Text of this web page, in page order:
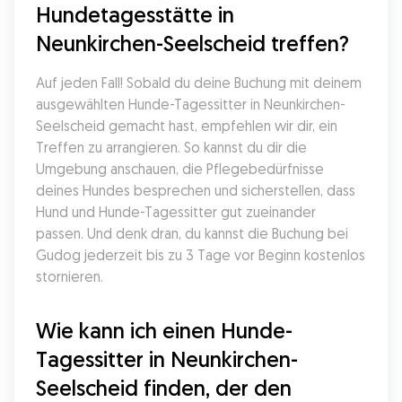
Hundetagesstätte in
Neunkirchen-Seelscheid treffen?
Auf jeden Fall! Sobald du deine Buchung mit deinem
ausgewählten Hunde-Tagessitter in Neunkirchen-
Seelscheid gemacht hast, empfehlen wir dir, ein
Treffen zu arrangieren. So kannst du dir die
Umgebung anschauen, die Pflegebedürfnisse
deines Hundes besprechen und sicherstellen, dass
Hund und Hunde-Tagessitter gut zueinander
passen. Und denk dran, du kannst die Buchung bei
Gudog jederzeit bis zu 3 Tage vor Beginn kostenlos
stornieren.
Wie kann ich einen Hunde-
Tagessitter in Neunkirchen-
Seelscheid finden, der den